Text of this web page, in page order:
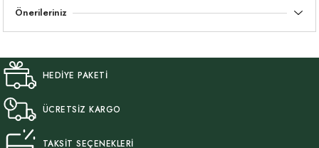
Önerileriniz
HEDİYE PAKETİ
ÜCRETSİZ KARGO
TAKSİT SEÇENEKLERİ